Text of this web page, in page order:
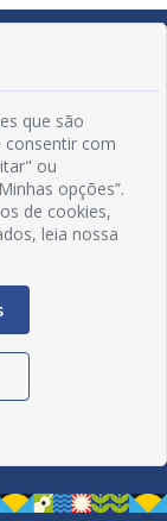
que são
consentir com
ou
opções”.
de cookies,
leia nossa